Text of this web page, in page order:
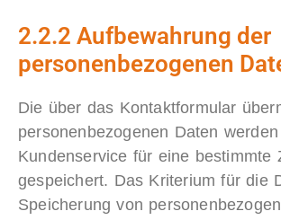
2.2.2 Aufbewahrung der
personenbezogenen
Die über das Kontaktformular
personenbezogenen Daten
Kundenservice für eine bestimmte
gespeichert. Das Kriterium für die
Speicherung von